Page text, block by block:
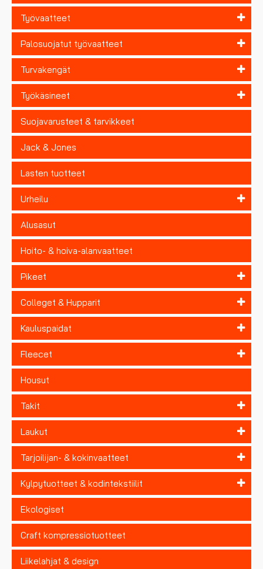
Työvaatteet
Palosuojatut työvaatteet
Turvakengät
Työkäsineet
Suojavarusteet & tarvikkeet
Jack & Jones
Lasten tuotteet
Urheilu
Alusasut
Hoito- & hoiva-alanvaatteet
Pikeet
Colleget & Hupparit
Kauluspaidat
Fleecet
Housut
Takit
Laukut
Tarjoilijan- & kokinvaatteet
Kylpytuotteet & kodintekstiilit
Ekologiset
Craft kompressiotuotteet
Liikelahjat & design